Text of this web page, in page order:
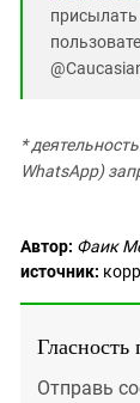
*
WhatsApp)
Автор: Фаик
источник:
Отправь